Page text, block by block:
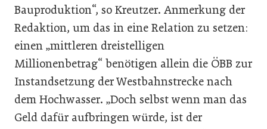
Bauproduktion“, so Kreutzer. Anmerkung der
Redaktion, um das in eine Relation zu setzen:
einen „mittleren dreistelligen
Millionenbetrag“ benötigen allein die ÖBB zur
Instandsetzung der Westbahnstrecke nach
dem Hochwasser. „Doch selbst wenn man das
Geld dafür aufbringen würde, ist der